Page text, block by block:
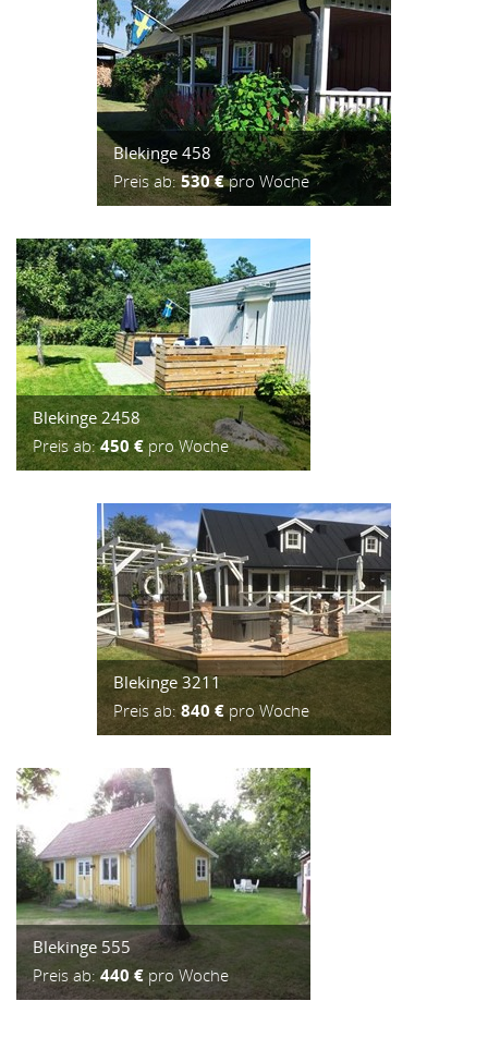
Blekinge 458
Preis ab:530 €pro Woche
Blekinge 2458
Preis ab:450 €pro Woche
Blekinge 3211
Preis ab:840 €pro Woche
Blekinge 555
Preis ab:440 €pro Woche